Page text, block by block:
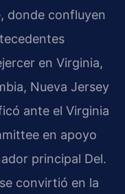
donde confluyen
en Virginia,
Nueva Jersey
ante el Virginia
en apoyo
principal Del.
convirtió en la